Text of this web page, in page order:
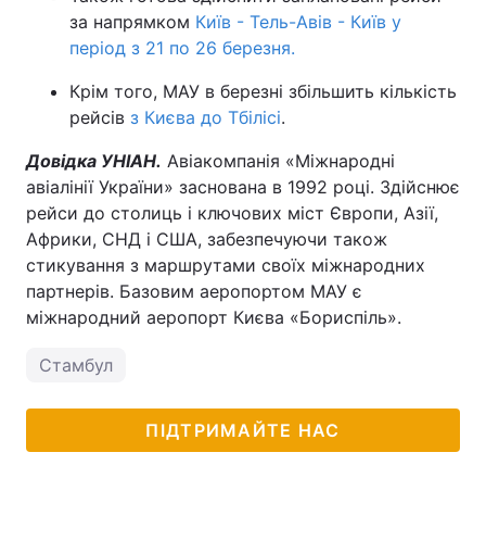
за напрямком Київ - Тель-Авів - Київ у
період з 21 по 26 березня.
Крім того, МАУ в березні збільшить кількість
рейсів з Києва до Тбілісі.
Довідка УНІАН. Авіакомпанія «Міжнародні
авіалінії України» заснована в 1992 році. Здійснює
рейси до столиць і ключових міст Європи, Азії,
Африки, СНД і США, забезпечуючи також
стикування з маршрутами своїх міжнародних
партнерів. Базовим аеропортом МАУ є
міжнародний аеропорт Києва «Бориспіль».
Стамбул
ПІДТРИМАЙТЕ НАС